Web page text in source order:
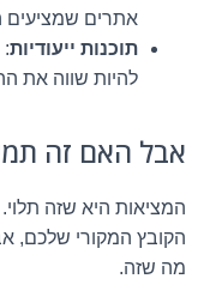
אתרים
תוכנות ייעודיות
להיות שווה את
אבל האם זה
המציאות היא שזה
הקובץ המקורי שלכם,
מה שזה.